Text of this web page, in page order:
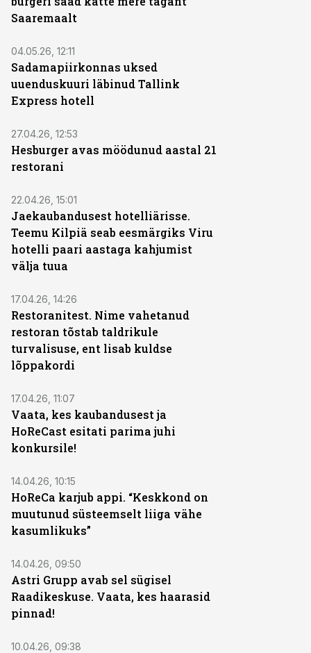
Saaremaalt
04.05.26, 12:11
Sadamapiirkonnas uksed
uuenduskuuri läbinud Tallink
Express hotell
27.04.26, 12:53
Hesburger avas möödunud aastal 21
restorani
22.04.26, 15:01
Jaekaubandusest hotelliärisse.
Teemu Kilpiä seab eesmärgiks Viru
hotelli paari aastaga kahjumist
välja tuua
17.04.26, 14:26
Restoranitest. Nime vahetanud
restoran tõstab taldrikule
turvalisuse, ent lisab kuldse
lõppakordi
17.04.26, 11:07
Vaata, kes kaubandusest ja
HoReCast esitati parima juhi
konkursile!
14.04.26, 10:15
HoReCa karjub appi. “Keskkond on
muutunud süsteemselt liiga vähe
kasumlikuks”
14.04.26, 09:50
Astri Grupp avab sel sügisel
Raadikeskuse. Vaata, kes haarasid
pinnad!
10.04.26, 09:38